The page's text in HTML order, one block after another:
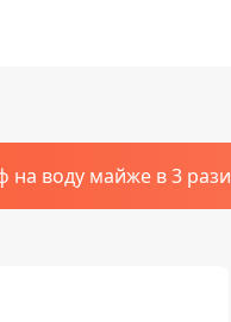
на воду майже в 3 рази